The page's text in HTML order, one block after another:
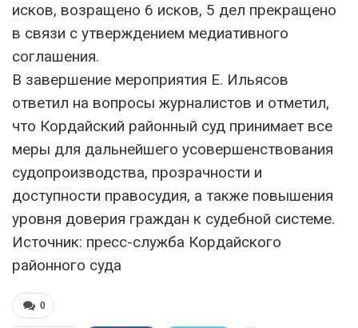
исков, возращено 6 исков, 5 дел прекращено
в связи с утверждением медиативного
соглашения.
В завершение мероприятия Е. Ильясов
ответил на вопросы журналистов и отметил,
что Кордайский районный суд принимает все
меры для дальнейшего усовершенствования
судопроизводства, прозрачности и
доступности правосудия, а также повышения
уровня доверия граждан к судебной системе.
Источник: пресс-служба Кордайского
районного суда
0